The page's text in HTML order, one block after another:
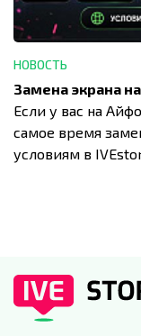
НОВОСТЬ
Замена экрана
Если у вас на
самое время
условиям в